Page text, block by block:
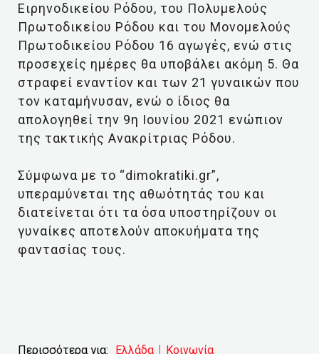
Ειρηνοδικείου Ρόδου, του Πολυμελούς
Πρωτοδικείου Ρόδου και του Μονομελούς
Πρωτοδικείου Ρόδου 16 αγωγές, ενώ στις
προσεχείς ημέρες θα υποβάλει ακόμη 5. Θα
στραφεί εναντίον και των 21 γυναικών που
τον καταμήνυσαν, ενώ ο ίδιος θα
απολογηθεί την 9η Ιουνίου 2021 ενώπιον
της τακτικής Ανακρίτριας Ρόδου.
Σύμφωνα με το “dimokratiki.gr”,
υπεραμύνεται της αθωότητάς του και
διατείνεται ότι τα όσα υποστηρίζουν οι
γυναίκες αποτελούν αποκυήματα της
φαντασίας τους.
Περισσότερα για: Ελλάδα Κοινωνία